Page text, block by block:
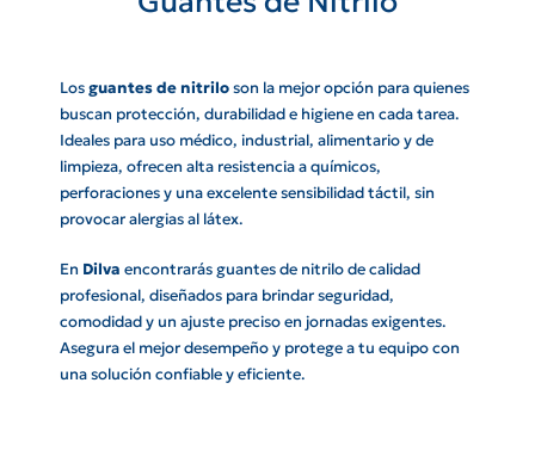
Losguantes de nitriloson la mejor opción para quienes
buscan protección, durabilidad e higiene en cada tarea.
Ideales para uso médico, industrial, alimentario y de
limpieza, ofrecen alta resistencia a químicos,
perforaciones y una excelente sensibilidad táctil, sin
provocar alergias al látex.
En Dilva encontrarás guantes de nitrilo de calidad
profesional, diseñados para brindar seguridad,
comodidad y un ajuste preciso en jornadas exigentes.
Asegura el mejor desempeño y protege a tu equipo con
una solución confiable y eficiente.